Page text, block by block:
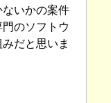
いかの案件
のソフトウ
だと思いま